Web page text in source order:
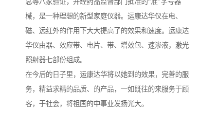
总等八家验证，并经药品监督部门批准的“准”字号器
械，是一种理想的新型家庭仪器。运康达华仪在电、
磁、远红外的作用下大大提高了的效果和速度。运康达
华仪由器、效应带、电片、带、增效包、速渗液，激光
照射器七部份组成。
在今后的日子里，运康达华将以她到的效果，完善的服
务，精益求精的品质、的产品，一如既往的来服务于顾
客，于社会，将祖国的中事业发扬光大。